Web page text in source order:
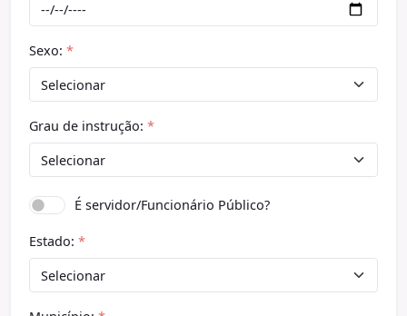
Sexo: *
Grau de instrução: *
É servidor/Funcionário Público?
Estado: *